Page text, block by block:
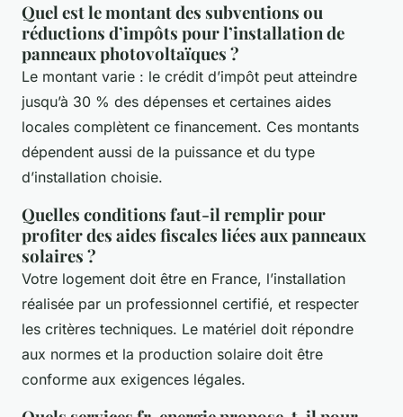
Quel est le montant des subventions ou
réductions d’impôts pour l’installation de
panneaux photovoltaïques ?
Le montant varie : le crédit d’impôt peut atteindre
jusqu’à 30 % des dépenses et certaines aides
locales complètent ce financement. Ces montants
dépendent aussi de la puissance et du type
d’installation choisie.
Quelles conditions faut-il remplir pour
profiter des aides fiscales liées aux panneaux
solaires ?
Votre logement doit être en France, l’installation
réalisée par un professionnel certifié, et respecter
les critères techniques. Le matériel doit répondre
aux normes et la production solaire doit être
conforme aux exigences légales.